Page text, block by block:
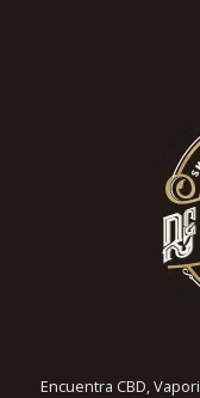
Encuentra CBD,